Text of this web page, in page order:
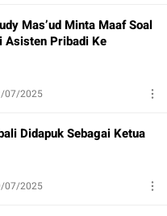
Mas’ud Minta Maaf Soal
Asisten Pribadi Ke
07/2025
Didapuk Sebagai Ketua
07/2025